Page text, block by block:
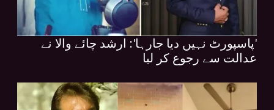
'پاسپورٹ نہیں دیا جارہا': ارشد چائے والا نے
عدالت سے رجوع کر لیا